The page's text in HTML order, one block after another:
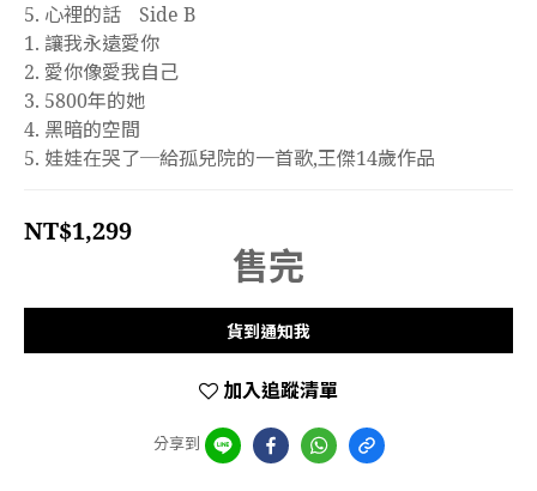
5. 心裡的話	Side B
1. 讓我永遠愛你
2. 愛你像愛我自己
3. 5800年的她
4. 黑暗的空間
5. 娃娃在哭了─給孤兒院的一首歌,王傑14歲作品
NT$1,299
售完
貨到通知我
加入追蹤清單
分享到